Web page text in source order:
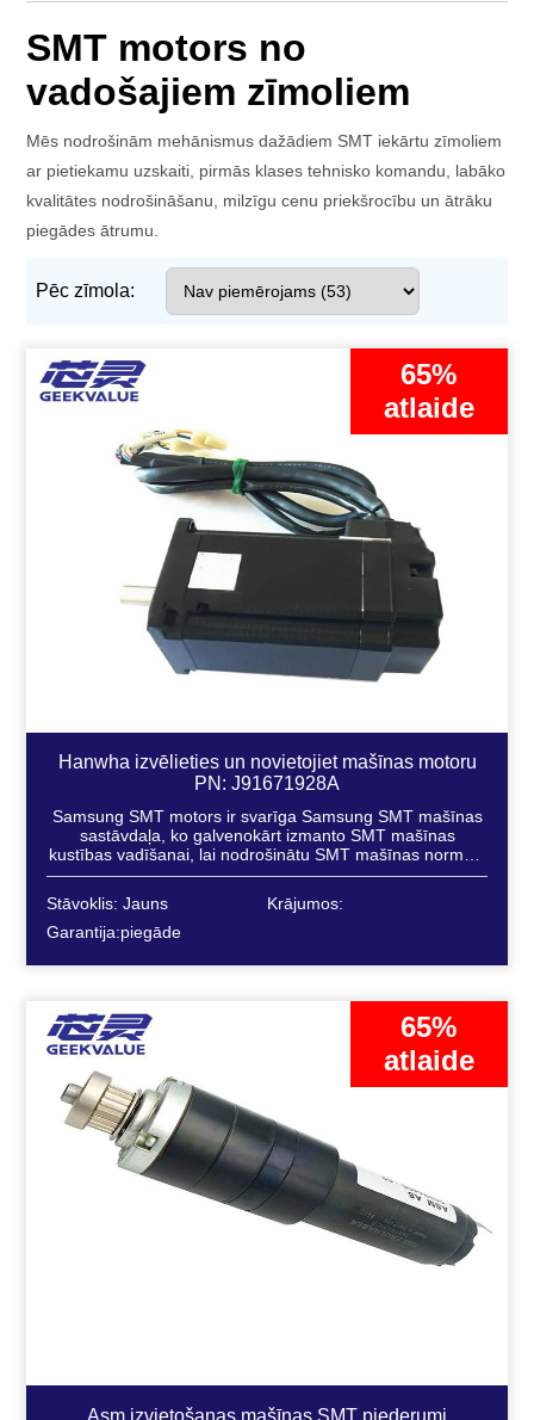
SMT motors no
vadošajiem zīmoliem
Mēs nodrošinām mehānismus dažādiem SMT iekārtu zīmoliem
ar pietiekamu uzskaiti, pirmās klases tehnisko komandu, labāko
kvalitātes nodrošināšanu, milzīgu cenu priekšrocību un ātrāku
piegādes ātrumu.
Pēc zīmola:
65%
atlaide
Hanwha izvēlieties un novietojiet mašīnas motoru
PN: J91671928A
Samsung SMT motors ir svarīga Samsung SMT mašīnas
sastāvdaļa, ko galvenokārt izmanto SMT mašīnas
kustības vadīšanai, lai nodrošinātu SMT mašīnas normālu
darbību un efektīvu darbu.
Stāvoklis: Jauns
Krājumos:
Garantija:piegāde
65%
atlaide
Asm izvietošanas mašīnas SMT piederumi